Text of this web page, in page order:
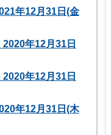
年12月31日(金
年12月31日
年12月31日
年12月31日(木